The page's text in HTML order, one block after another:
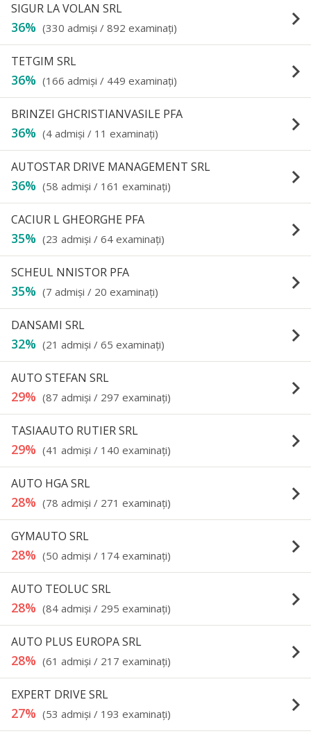
SIGUR LA VOLAN SRL
36% (330 admişi / 892 examinaţi) keyboard_arrow_right
TETGIM SRL
36% (166 admişi / 449 examinaţi) keyboard_arrow_right
BRINZEI GHCRISTIANVASILE PFA
36% (4 admişi / 11 examinaţi) keyboard_arrow_right
AUTOSTAR DRIVE MANAGEMENT SRL
36% (58 admişi / 161 examinaţi) keyboard_arrow_right
CACIUR L GHEORGHE PFA
35% (23 admişi / 64 examinaţi) keyboard_arrow_right
SCHEUL NNISTOR PFA
35% (7 admişi / 20 examinaţi) keyboard_arrow_right
DANSAMI SRL
32% (21 admişi / 65 examinaţi) keyboard_arrow_right
AUTO STEFAN SRL
29% (87 admişi / 297 examinaţi) keyboard_arrow_right
TASIAAUTO RUTIER SRL
29% (41 admişi / 140 examinaţi) keyboard_arrow_right
AUTO HGA SRL
28% (78 admişi / 271 examinaţi) keyboard_arrow_right
GYMAUTO SRL
28% (50 admişi / 174 examinaţi) keyboard_arrow_right
AUTO TEOLUC SRL
28% (84 admişi / 295 examinaţi) keyboard_arrow_right
AUTO PLUS EUROPA SRL
28% (61 admişi / 217 examinaţi) keyboard_arrow_right
EXPERT DRIVE SRL
27% (53 admişi / 193 examinaţi) keyboard_arrow_right